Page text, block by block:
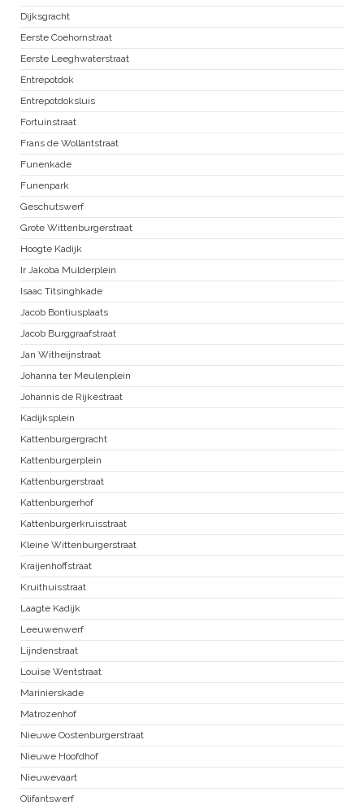
Dijksgracht
Eerste Coehornstraat
Eerste Leeghwaterstraat
Entrepotdok
Entrepotdoksluis
Fortuinstraat
Frans de Wollantstraat
Funenkade
Funenpark
Geschutswerf
Grote Wittenburgerstraat
Hoogte Kadijk
Ir Jakoba Mulderplein
Isaac Titsinghkade
Jacob Bontiusplaats
Jacob Burggraafstraat
Jan Witheijnstraat
Johanna ter Meulenplein
Johannis de Rijkestraat
Kadijksplein
Kattenburgergracht
Kattenburgerplein
Kattenburgerstraat
Kattenburgerhof
Kattenburgerkruisstraat
Kleine Wittenburgerstraat
Kraijenhoffstraat
Kruithuisstraat
Laagte Kadijk
Leeuwenwerf
Lijndenstraat
Louise Wentstraat
Marinierskade
Matrozenhof
Nieuwe Oostenburgerstraat
Nieuwe Hoofdhof
Nieuwevaart
Olifantswerf